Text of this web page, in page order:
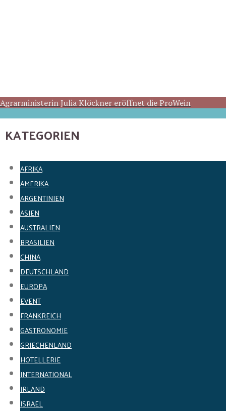
Agrarministerin Julia Klöckner eröffnet die ProWein
KATEGORIEN
AFRIKA
AMERIKA
ARGENTINIEN
ASIEN
AUSTRALIEN
BRASILIEN
CHINA
DEUTSCHLAND
EUROPA
EVENT
FRANKREICH
GASTRONOMIE
GRIECHENLAND
HOTELLERIE
INTERNATIONAL
IRLAND
ISRAEL